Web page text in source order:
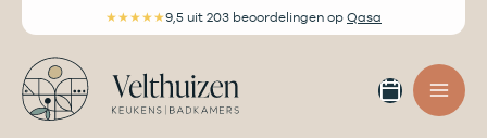
inhoud
★★★★★9,5 uit 203 beoordelingen op Qasa
maken